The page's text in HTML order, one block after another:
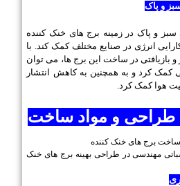
و پاک
و پاک در زمینه برج های خنک کننده
انرژی در صنایع مختلف کمک کند. با
و بازیافتی در ساخت این برج ها، می توان
کرد و به همچنین به کاهش انتشار
هوا کمک کرد.
طراحی و مواد ساخت
ساخت برج های خنک کننده
مهندسی در طراحی بهینه برج های خنک